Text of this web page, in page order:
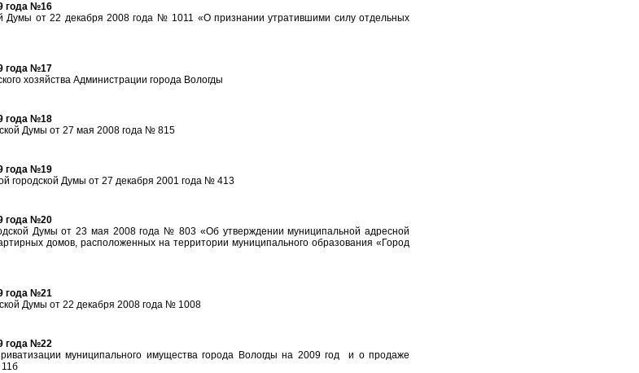
года №16
Думы от 22 декабря 2008 года № 1011 «О признании утратившими силу отдельных
года №17
хозяйства Администрации города Вологды
года №18
Думы от 27 мая 2008 года № 815
года №19
городской Думы от 27 декабря 2001 года № 413
года №20
Думы от 23 мая 2008 года № 803 «Об утверждении муниципальной адресной
домов, расположенных на территории муниципального образования «Город
года №21
Думы от 22 декабря 2008 года № 1008
года №22
муниципального имущества города Вологды на 2009 год и о продаже